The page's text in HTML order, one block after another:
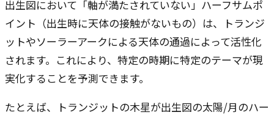
出生図において「軸が満たされていない」ハーフサムポ
イント（出生時に天体の接触がないもの）は、トランジ
ットやソーラーアークによる天体の通過によって活性化
されます。これにより、特定の時期に特定のテーマが現
実化することを予測できます。
たとえば、トランジットの木星が出生図の太陽/月のハー